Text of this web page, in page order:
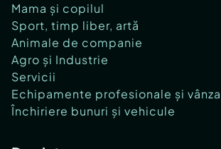
Mama și copilul
Sport, timp liber, artă
Animale de companie
Agro și Industrie
Servicii
Echipamente profesionale și
Închiriere bunuri și vehicule